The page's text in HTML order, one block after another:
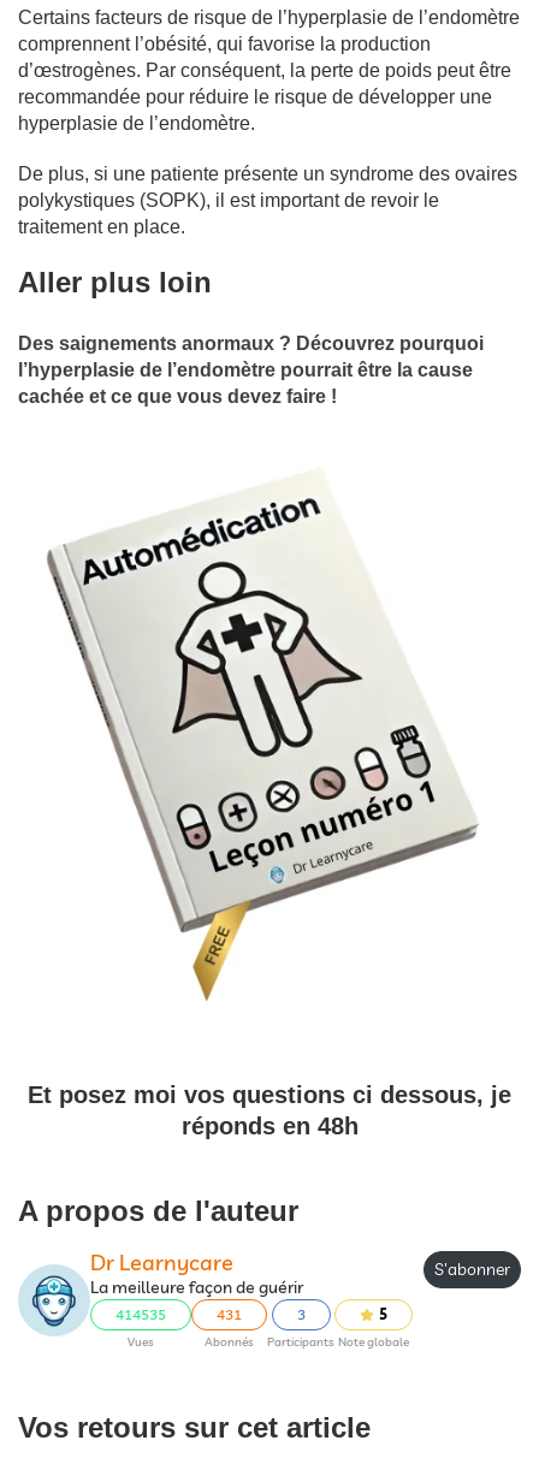
Certains facteurs de risque de l’hyperplasie de l’endomètre
comprennent l’obésité, qui favorise la production
d’œstrogènes. Par conséquent, la perte de poids peut être
recommandée pour réduire le risque de développer une
hyperplasie de l’endomètre.
De plus, si une patiente présente un syndrome des ovaires
polykystiques (SOPK), il est important de revoir le
traitement en place.
Aller plus loin
Des saignements anormaux ? Découvrez pourquoi
l’hyperplasie de l’endomètre pourrait être la cause
cachée et ce que vous devez faire !
Et posez moi vos questions ci dessous, je
réponds en 48h
A propos de l'auteur
Dr Learnycare
La meilleure façon de guérir
414535
Vues
431
Abonnés
3
Participants
5
Note globale
S'abonner
Vos retours sur cet article